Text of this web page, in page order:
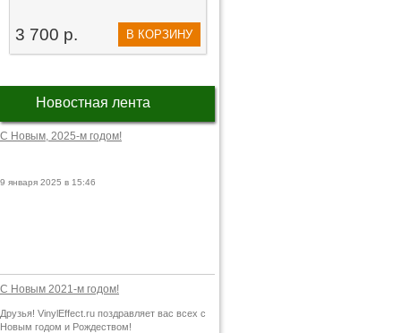
3 700 р. В КОРЗИНУ
Новостная лента
С Новым, 2025-м годом!
9 января 2025 в 15:46
С Новым 2021-м годом!
Друзья! VinylEffect.ru поздравляет вас всех с
Новым годом и Рождеством!